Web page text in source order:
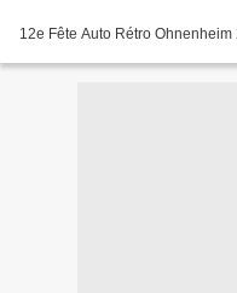
12e Fête Auto Rétro Ohnenheim